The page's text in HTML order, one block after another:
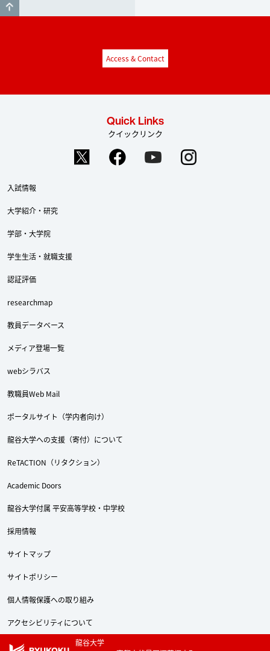
Access & Contact
Quick Links
クイックリンク
Twitter FacebookYouTube
入試情報
大学紹介・研究
学部・大学院
学生生活・就職支援
認証評価
researchmap
教員データベース
メディア登場一覧
webシラバス
教職員Web Mail
ポータルサイト（学内者向け）
龍谷大学への支援（寄付）について
ReTACTION（リタクション）
Academic Doors
龍谷大学付属 平安高等学校・中学校
採用情報
サイトマップ
サイトポリシー
個人情報保護への取り組み
アクセシビリティについて
龍谷大学